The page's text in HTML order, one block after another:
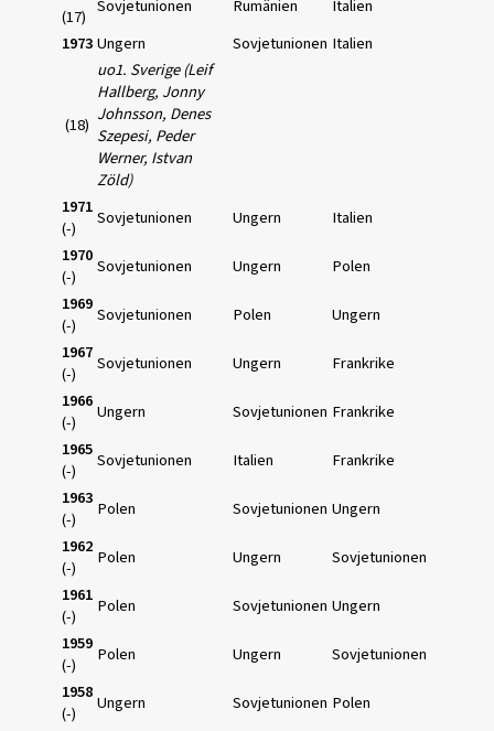
(17) Sovjetunionen Rumänien
Italien
1973Ungern Sovjetunionen Italien
(18)
uo1. Sverige (Leif
Hallberg, Jonny
Johnsson, Denes
Szepesi, Peder
Werner, Istvan
Zöld)
1971
(-)
Sovjetunionen Ungern
Italien
1970
(-)
Sovjetunionen Ungern
Polen
1969
(-)
Sovjetunionen Polen
Ungern
1967
(-)
Sovjetunionen Ungern
Frankrike
1966
(-)
Ungern Sovjetunionen Frankrike
1965
(-)
Sovjetunionen Italien
Frankrike
1963
(-)
Polen Sovjetunionen Ungern
1962
(-)
Polen Ungern
Sovjetunionen
1961
(-)
Polen Sovjetunionen Ungern
1959
(-)
Polen Ungern
Sovjetunionen
1958
(-)
Ungern Sovjetunionen Polen